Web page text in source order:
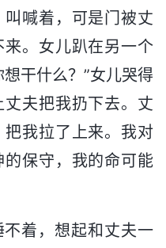
喊着，可是门被丈
。女儿趴在另一个
干什么？”女儿哭得
夫把我扔下去。丈
我拉了上来。我对
保守，我的命可能
着，想起和丈夫一